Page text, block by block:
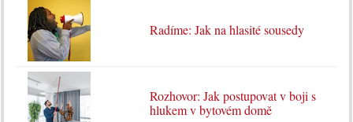
Radíme: Jak na hlasité sousedy
Rozhovor: Jak postupovat v boji s
hlukem v bytovém domě